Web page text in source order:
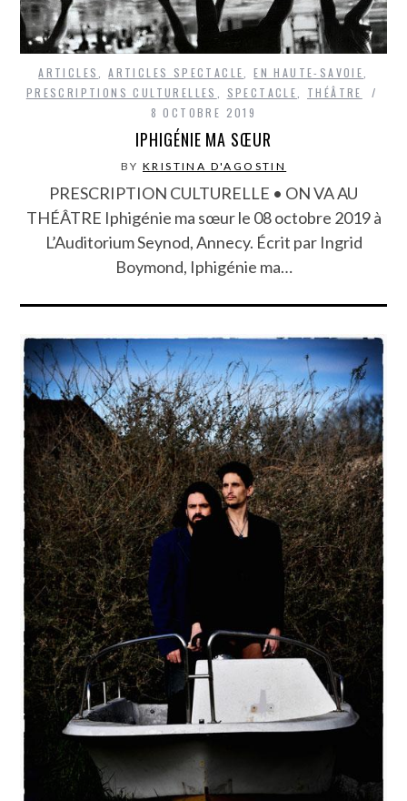
ARTICLES ,ARTICLES SPECTACLE ,EN HAUTE-SAVOIE
PRESCRIPTIONS CULTURELLES
SPECTACLE
THÉÂTRE
8 OCTOBRE 2019
IPHIGÉNIE MA SŒUR
BY KRISTINA D'AGOSTIN
PRESCRIPTION CULTURELLE • ON VA AU
THÉÂTRE Iphigénie ma sœur le 08 octobre 2019 à
L’Auditorium Seynod, Annecy. Écrit par Ingrid
Boymond, Iphigénie ma…